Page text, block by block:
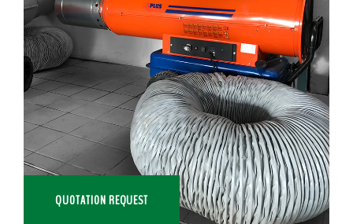
QUOTATION REQUEST